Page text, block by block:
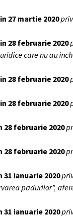
27 martie 2020
28 februarie 2020
care nu au
28 februarie 2020
28 februarie 2020
28 februarie 2020
28 februarie 2020
ianuarie 2020
padurilor”,
ianuarie 2020